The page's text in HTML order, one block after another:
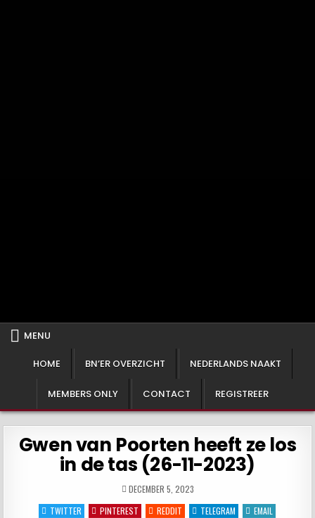
Het BN'er Archief!
MENU
HOME BN’ER OVERZICHT NEDERLANDS NAAKT
MEMBERS ONLY CONTACT REGISTREER
Gwen van Poorten heeft ze los
in de tas (26-11-2023)
DECEMBER 5, 2023
TWITTER
PINTEREST REDDIT TELEGRAM EMAIL